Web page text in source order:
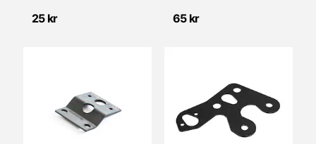
25 kr 65 kr